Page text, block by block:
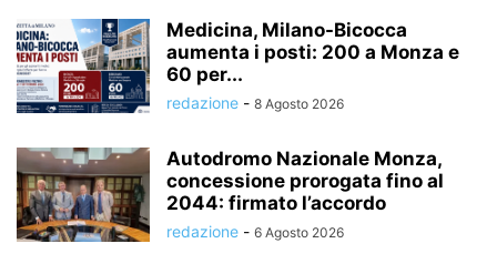
Medicina, Milano-Bicocca
aumenta i posti: 200 a Monza e
60 per...
redazione - 8 Agosto 2026
Autodromo Nazionale Monza,
concessione prorogata fino al
2044: firmato l’accordo
redazione - 6 Agosto 2026